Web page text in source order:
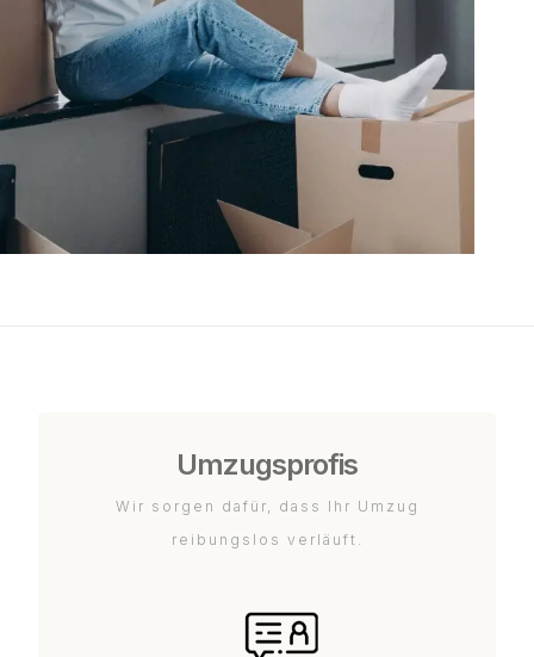
Umzugsprofis
Wir sorgen dafür, dass Ihr Umzug
reibungslos verläuft.